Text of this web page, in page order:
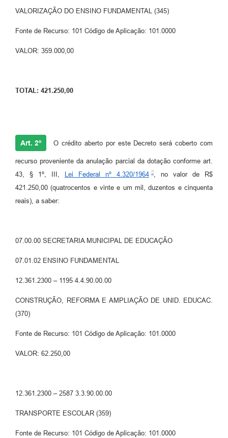
VALORIZAÇÃO DO ENSINO FUNDAMENTAL (345)
Fonte de Recurso: 101 Código de Aplicação: 101.0000
VALOR: 359.000,00
TOTAL: 421.250,00
Art. 2º O crédito aberto por este Decreto será coberto com
recurso proveniente da anulação parcial da dotação conforme art.
43, § 1º, III,
Lei Federal nº 4.320/1964
, no valor de R$
421.250,00 (quatrocentos e vinte e um mil, duzentos e cinquenta
reais), a saber:
07.00.00 SECRETARIA MUNICIPAL DE EDUCAÇÃO
07.01.02 ENSINO FUNDAMENTAL
12.361.2300 – 1195 4.4.90.00.00
CONSTRUÇÃO, REFORMA E AMPLIAÇÃO DE UNID. EDUCAC.
(370)
Fonte de Recurso: 101 Código de Aplicação: 101.0000
VALOR: 62.250,00
12.361.2300 – 2587 3.3.90.00.00
TRANSPORTE ESCOLAR (359)
Fonte de Recurso: 101 Código de Aplicação: 101.0000